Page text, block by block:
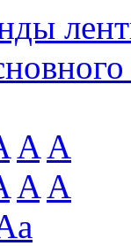
A A
A A